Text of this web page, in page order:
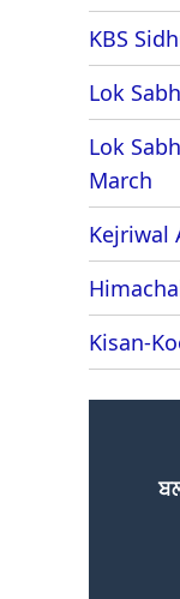
KBS
Lok
Lok
March
Kejriwal
Kisan-